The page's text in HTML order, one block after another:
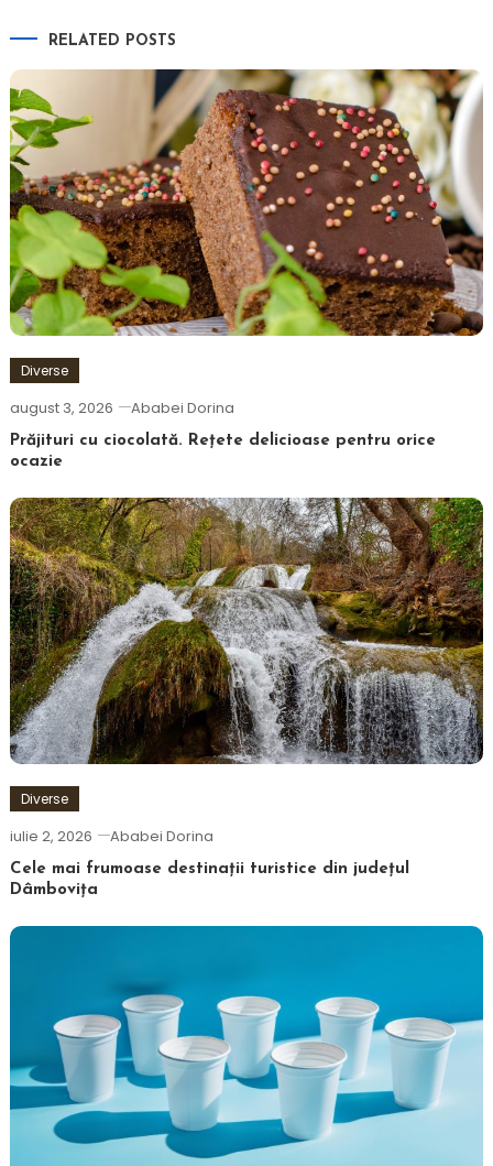
RELATED POSTS
Diverse
august 3, 2026 Ababei Dorina
Prăjituri cu ciocolată. Rețete delicioase pentru orice
ocazie
Diverse
iulie 2, 2026 Ababei Dorina
Cele mai frumoase destinații turistice din județul
Dâmbovița